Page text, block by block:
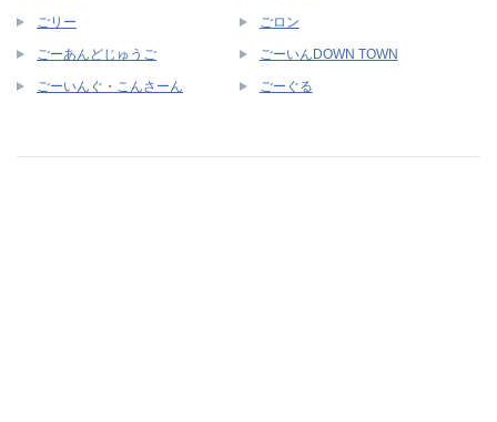
ごリー ごロン
ごーあんどじゅうご ごーいんDOWN TOWN
ごーいんぐ・こんさーん ごーぐる